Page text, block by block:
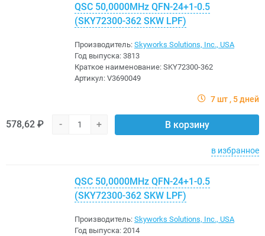
QSC 50,0000MHz QFN-24+1-0.5
(SKY72300-362 SKW LPF)
Производитель: Skyworks Solutions, Inc., USA
Год выпуска: 3813
Краткое наименование: SKY72300-362
Артикул: V3690049
7 шт 5 дней
578,62 ₽ - + В корзину
в избранное
QSC 50,0000MHz QFN-24+1-0.5
(SKY72300-362 SKW LPF)
Производитель: Skyworks Solutions, Inc., USA
Год выпуска: 2014